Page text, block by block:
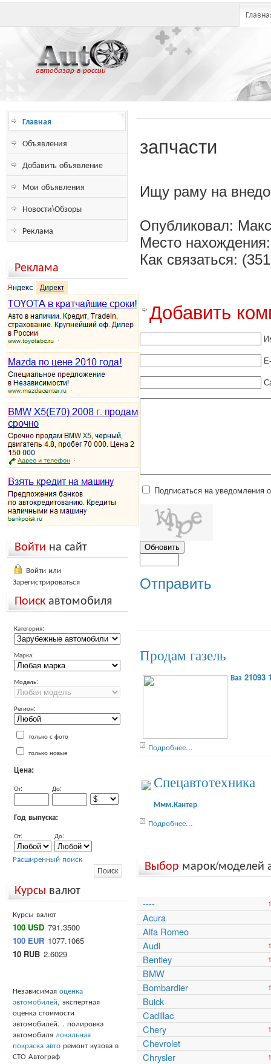
автобазар в россии
Главная
Объявления
Добавить объявление
Мои объявления
Новости\Обзоры
Реклама
Реклама
Войти на сайт
Войти или
Зарегистрироваться
Поискавтомобиля
Категория:
Марка:
Модель:
Регион:
только с фото
только новые
Цена:
От: До:
Год выпуска:
От: До:
Расширенный поиск
Курсы валют
Курсы валют
100 USD 791.3500
100 EUR 1077.1065
10 RUB 2.6029
Независимая оценка
автомобилей, экспертная
оценка стоимости
автомобилей. . полировка
автомобиля локальная
покраска авто ремонт кузова в
СТО Автограф
запчасти
Ищу раму на
Опубликовал:
Место
Как связаться:
Добавить
Подписаться на уведомления
Отправить
Продам газель
Ваз 21093
Подробнее...
Спецавтотехника
Ммм.Кантер
Подробнее...
Выбор марок/моделей
----
Acura
Alfa Romeo
Audi
Bentley
BMW
Bombardier
Buick
Cadillac
Chery
Chevrolet
Chrysler